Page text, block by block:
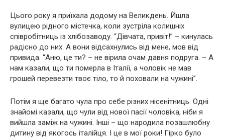
Цього року я приїхала додому на Великдень. Йшла
вулицею рiдного мiстечка, коли зустрiла колишнiх
спiвробiтниць iз хлiбозаводу. “Дiвчата, привiт!” – кинулась
радiсно до них. А вони вiдсахнулись вiд мене, мов вiд
привида. “Аню, це ти? – не вiрила очам давня подруга. – А
нам казали, що ти померла в Iталiї, а чоловiк не мав
грошей перевезти твоє тiло, то й поховали на чужинi”.
Потiм я ще багато чула про себе рiзних нiсенiтниць. Однi
знайомi казали, що чули вiд нової пасiї чоловiка, нiби я
вийшла замiж на чужинi. Iншi – що народила позашлюбну
дитину вiд якогось iталiйця. I це в мої роки! Гiрко було